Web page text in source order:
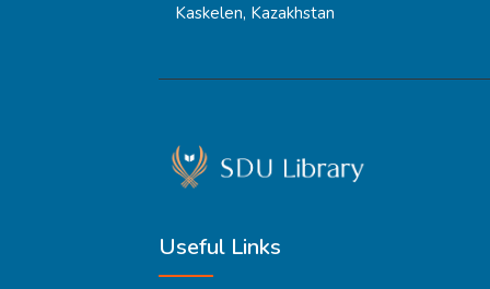
Kaskelen, Kazakhstan
Useful Links